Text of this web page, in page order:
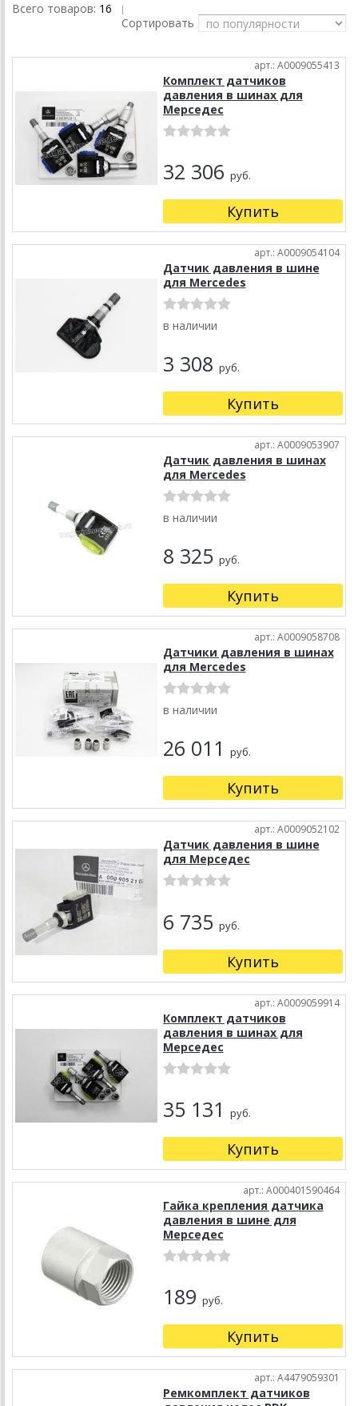
Всего товаров: 16 |
Сортировать
арт.: A0009055413
Комплект датчиков
давления в шинах для
Мерседес
32 306 руб.
Купить
арт.: A0009054104
Датчик давления в шине
для Mercedes
в наличии
3 308 руб.
Купить
арт.: A0009053907
Датчик давления в шинах
для Mercedes
в наличии
8 325 руб.
Купить
арт.: A0009058708
Датчики давления в шинах
для Mercedes
в наличии
26 011 руб.
Купить
арт.: A0009052102
Датчик давления в шине
для Мерседес
6 735 руб.
Купить
арт.: A0009059914
Комплект датчиков
давления в шинах для
Мерседес
35 131 руб.
Купить
арт.: A000401590464
Гайка крепления датчика
давления в шине для
Мерседес
189 руб.
Купить
арт.: A4479059301
Ремкомплект датчиков